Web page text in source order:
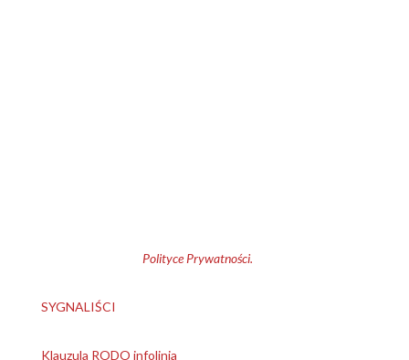
Polityce Prywatności.
SYGNALIŚCI
Klauzula RODO infolinia